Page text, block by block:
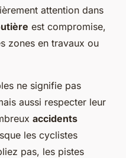
attention dans
est compromise,
zones en travaux ou
ne signifie pas
aussi respecter leur
accidents
les cyclistes
pas, les pistes